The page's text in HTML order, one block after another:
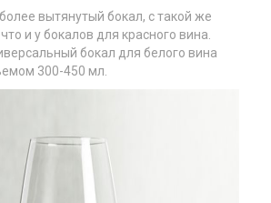
вытянутый бокал, с такой же
и у бокалов для красного вина.
бокал для белого вина
300-450 мл.